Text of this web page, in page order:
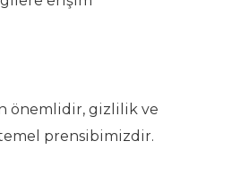
önemlidir, gizlilik ve
prensibimizdir.